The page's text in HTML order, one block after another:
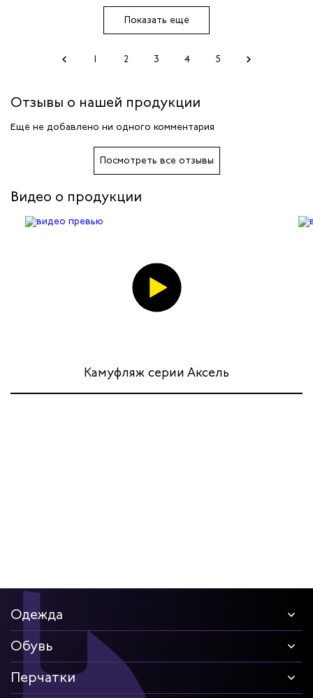
Показать ещё
1 2 3 4 5
Отзывы о нашей продукции
Ещё не добавлено ни одного комментария
Посмотреть все отзывы
Видео о продукции
Камуфляж серии Аксель
Одежда
Обувь
Перчатки